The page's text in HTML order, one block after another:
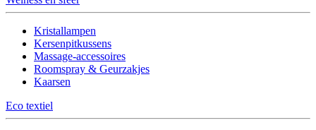
Kristallampen
Kersenpitkussens
Massage-accessoires
Roomspray & Geurzakjes
Kaarsen
Eco textiel